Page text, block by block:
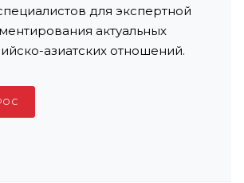
для экспертной
актуальных
азиатских отношений.